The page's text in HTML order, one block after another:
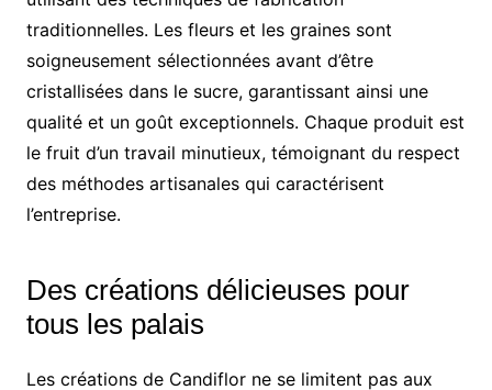
traditionnelles. Les fleurs et les graines sont
soigneusement sélectionnées avant d’être
cristallisées dans le sucre, garantissant ainsi une
qualité et un goût exceptionnels. Chaque produit est
le fruit d’un travail minutieux, témoignant du respect
des méthodes artisanales qui caractérisent
l’entreprise.
Des créations délicieuses pour
tous les palais
Les créations de Candiflor ne se limitent pas aux